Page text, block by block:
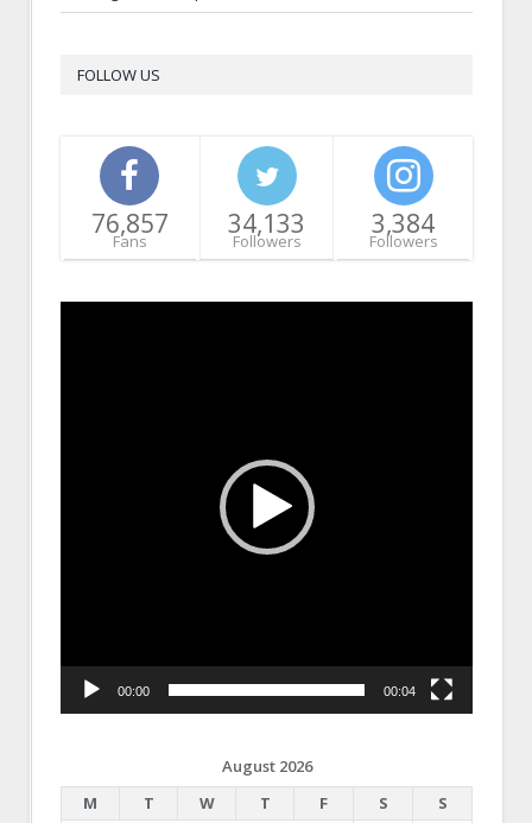
FOLLOW US
76,857
Fans
34,133
Followers
3,384
Followers
00:00 00:04
August 2026
M
T W T F S
S